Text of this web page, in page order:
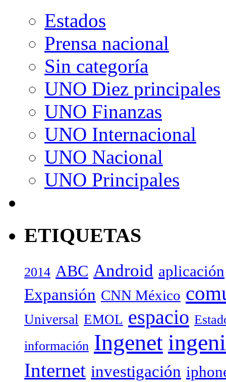
Estados
Prensa nacional
Sin categoría
UNO Diez principales
UNO Finanzas
UNO Internacional
UNO Nacional
UNO Principales
ETIQUETAS
2014 ABC Android aplicación
Expansión CNN México
Universal EMOL espacio
información Ingenet
Internet investigación